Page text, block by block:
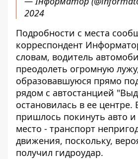
2024
Подробности с места
корреспондент
словам, водитель
преодолеть огромную
образовавшуюся прямо
рядом с автостанцией
остановилась в ее центре.
пришлось покинуть авто и
место - транспорт
движения, поскольку,
получил гидроудар.